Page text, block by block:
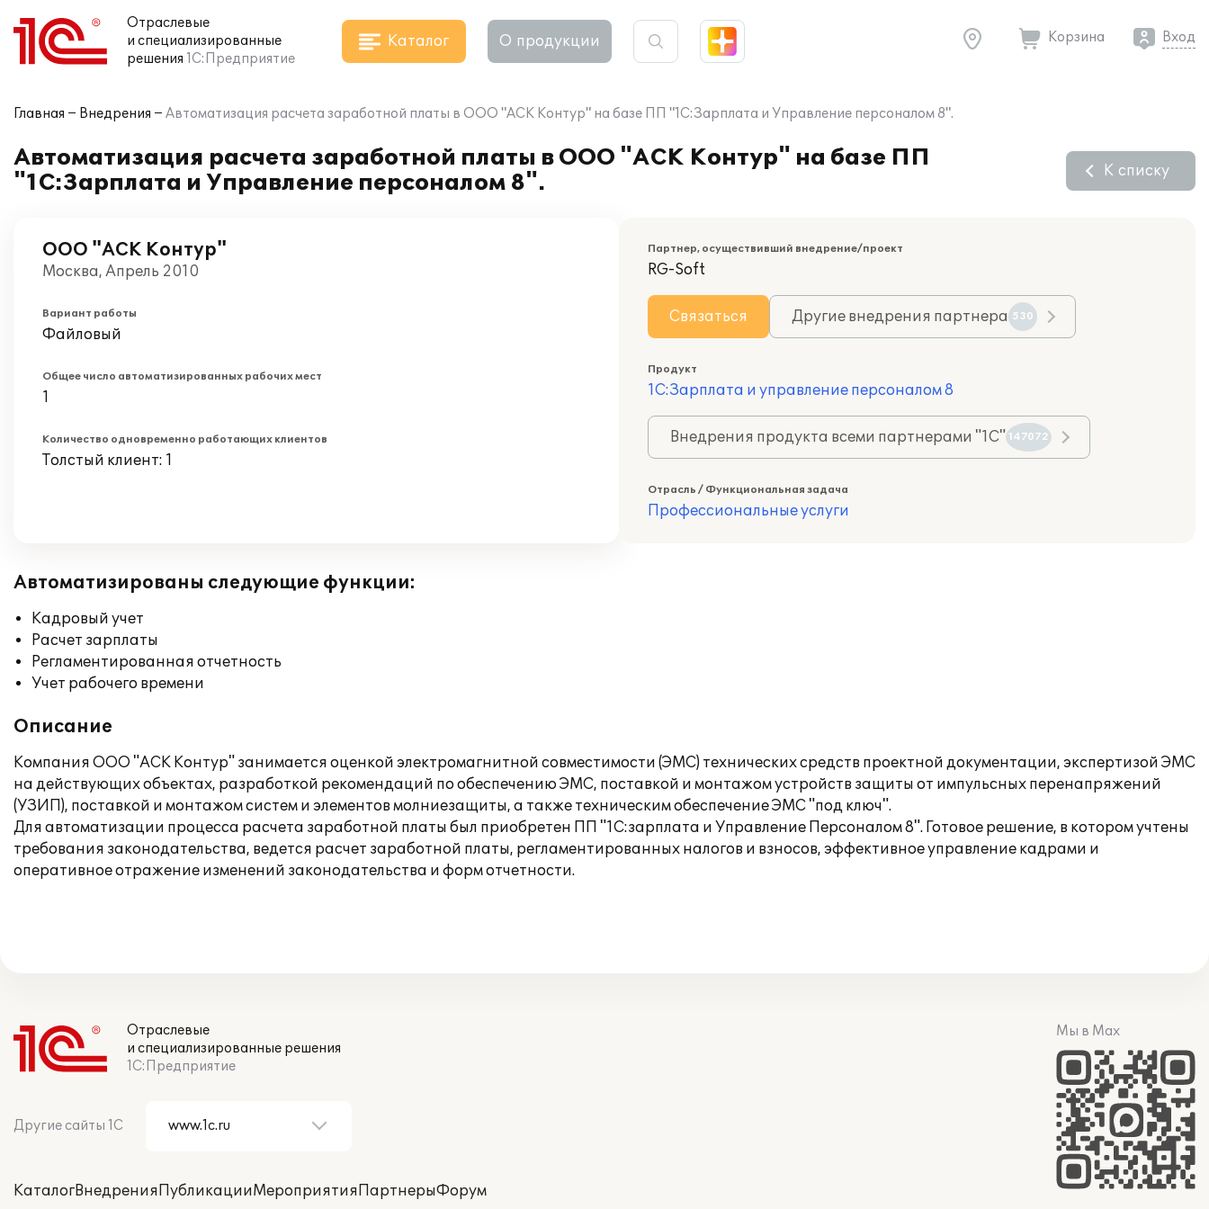
Отраслевые
и специализированные
решения 1С:Предприятие
Каталог О продукции Корзина Вход
Главная Внедрения Автоматизация расчета заработной платы в ООО "АСК Контур" на базе ПП "1С:Зарплата и Управление персоналом 8".
Автоматизация расчета заработной платы в ООО "АСК Контур" на базе ПП
"1С:Зарплата и Управление персоналом 8".
К списку
ООО "АСК Контур"
Москва, Апрель 2010
Вариант работы
Файловый
Общее число автоматизированных рабочих мест
1
Количество одновременно работающих клиентов
Толстый клиент: 1
Партнер, осуществивший внедрение/проект
RG-Soft
Связаться Другие внедрения партнера 530
Продукт
1С:Зарплата и управление персоналом 8
Внедрения продукта всеми партнерами "1С" 147072
Отрасль / Функциональная задача
Профессиональные услуги
Автоматизированы следующие функции:
Кадровый учет
Расчет зарплаты
Регламентированная отчетность
Учет рабочего времени
Описание
Компания ООО "АСК Контур" занимается оценкой электромагнитной совместимости (ЭМС) технических средств проектной документации, экспертизой ЭМС
на действующих объектах, разработкой рекомендаций по обеспечению ЭМС, поставкой и монтажом устройств защиты от импульсных перенапряжений
(УЗИП), поставкой и монтажом систем и элементов молниезащиты, а также техническим обеспечение ЭМС "под ключ".
Для автоматизации процесса расчета заработной платы был приобретен ПП "1С:зарплата и Управление Персоналом 8". Готовое решение, в котором учтены
требования законодательства, ведется расчет заработной платы, регламентированных налогов и взносов, эффективное управление кадрами и
оперативное отражение изменений законодательства и форм отчетности.
Отраслевые
и специализированные решения
1С:Предприятие
Другие сайты 1С
КаталогВнедренияПубликацииМероприятияПартнерыФорум
Мы в Max